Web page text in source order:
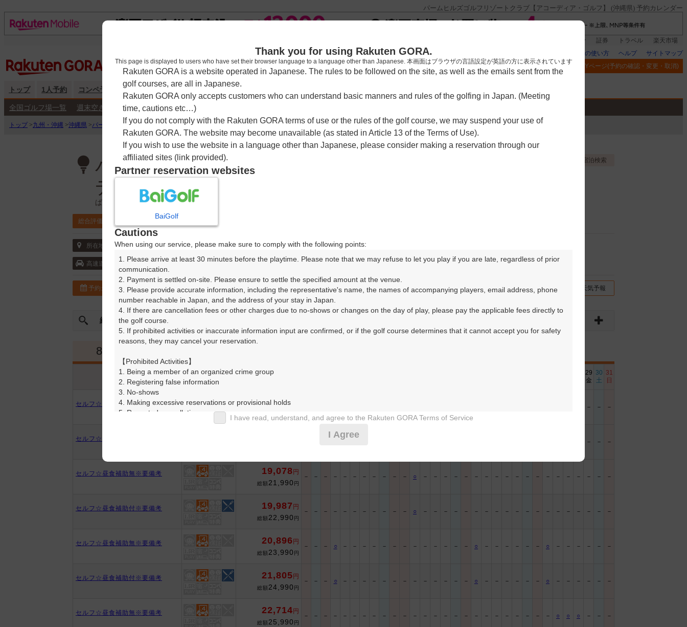
パームヒルズゴルフリゾートクラブ【アコーディア・ゴルフ】 (沖縄県) 予約カレンダー
証券 トラベル
楽天市場
楽天GORAの使い方
ヘルプ
サイトマップ
閲覧履歴
お気に入り MYページ(予約の確認・変更・取消)
トップ 1人予約 コンペ予約 海外予約 キャンペーン
全国ゴルフ場一覧 週末空き枠検索 平日空き枠検索
トップ >九州・沖縄 >沖縄県 >パームヒルズゴルフリゾートクラブ【アコーディア・ゴルフ】>予約カレンダー
パームヒルズゴルフリゾートクラブ【アコー
ディア・ゴルフ】
ぱーむひるずごるふりぞーとくらぶ
宿泊検索
総合評価 3.5
所在地 〒901-0323 沖縄県 糸満市字新垣762
高速道 那覇空港自動車道・南風原南 10km以内
予約カレンダー コースガイド コースレイアウト フォトギャラリー ドローンギャラリー クチコミ 交通情報（地図） 天気予報
絞込み 曜日やスタート時間を指定して、ご希望のプランを絞り込むことができます。
8月
プラン内容
アイコンの説明
1月の料金
29
金
30
土
31
日
セルフ☆昼食補助無※要備考 16,350
－ － －
セルフ☆昼食補助付※要備考 ○ － － －
セルフ☆昼食補助無※要備考 19,078 円
総額 21,990 円
－ － － － － － － － － － － ○ － － － － － － － － － － － － － － － － － － －
セルフ☆昼食補助付※要備考 19,987 円
総額 22,990 円
－ － － － － － － － － － － ○ － － － － － － － － － － － － － － － － － － －
セルフ☆昼食補助無※要備考 20,896 円
総額 23,990 円
－ － － ○ － － － － － － － － － － － － － ○ － － － － － － ○ － － － － － －
セルフ☆昼食補助付※要備考 21,805 円
総額 24,990 円
－ － － ○ － － － － － － － － － － － － － ○ － － － － － － ○ － － － － － －
セルフ☆昼食補助無※要備考 22,714 円
総額 25,990 円
－ － － － － － － － － － － － － － － － － － － － － － － － － ○ ○ ○ － － －
Thank you for using Rakuten GORA.
This page is displayed to users who have set their browser language to a language other than Japanese. 本画面はブラウザの言語設定が英語の方に表示されています
Rakuten GORA is a website operated in Japanese. The rules to be followed on the site, as well as the emails sent from the
golf courses, are all in Japanese.
Rakuten GORA only accepts customers who can understand basic manners and rules of the golfing in Japan. (Meeting
time, cautions etc…)
If you do not comply with the Rakuten GORA terms of use or the rules of the golf course, we may suspend your use of
Rakuten GORA. The website may become unavailable (as stated in Article 13 of the Terms of Use).
If you wish to use the website in a language other than Japanese, please consider making a reservation through our
affiliated sites (link provided).
Partner reservation websites
BaiGolf
Cautions
When using our service, please make sure to comply with the following points:
1. Please arrive at least 30 minutes before the playtime. Please note that we may refuse to let you play if you are late, regardless of prior
communication.
2. Payment is settled on-site. Please ensure to settle the specified amount at the venue.
3. Please provide accurate information, including the representative's name, the names of accompanying players, email address, phone
number reachable in Japan, and the address of your stay in Japan.
4. If there are cancellation fees or other charges due to no-shows or changes on the day of play, please pay the applicable fees directly to
the golf course.
5. If prohibited activities or inaccurate information input are confirmed, or if the golf course determines that it cannot accept you for safety
reasons, they may cancel your reservation.
【Prohibited Activities】
1. Being a member of an organized crime group
2. Registering false information
3. No-shows
4. Making excessive reservations or provisional holds
5. Repeated cancellations
6. Violating laws and regulations
7. Causing inconvenience to others during play (e.g., delaying play, ignoring rules, manners, or warnings)
We appreciate your understanding and cooperation regarding the above points.
I have read, understand, and agree to the Rakuten GORA Terms of Service
I Agree